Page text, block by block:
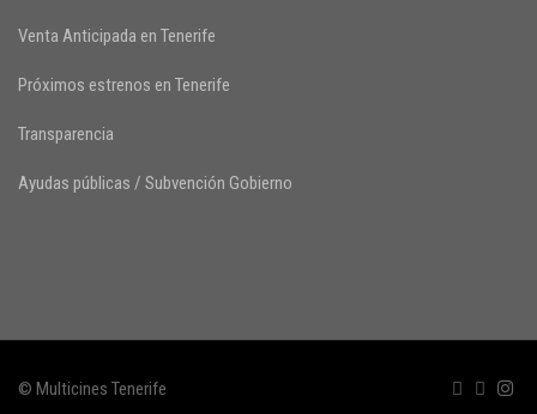
Venta Anticipada en Tenerife
Próximos estrenos en Tenerife
Transparencia
Ayudas públicas / Subvención Gobierno
© Multicines Tenerife